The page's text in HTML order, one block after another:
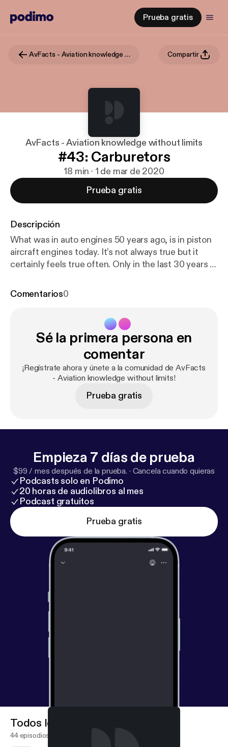
Prueba gratis
AvFacts - Aviation knowledge without limits Compartir
AvFacts - Aviation knowledge without limits
#43: Carburetors
18 min · 1 de mar de 2020
Prueba gratis
Descripción
What was in auto engines 50 years ago, is in piston
aircraft engines today. It’s not always true but it
certainly feels true often. Only in the last 30 years or
in aircraft engines. In this episode I will introduce
Comentarios0
Sé la primera persona en
comentar
¡Regístrate ahora y únete a la comunidad de AvFacts
- Aviation knowledge without limits!
Prueba gratis
Empieza 7 días de prueba
$99 / mes después de la prueba. · Cancela cuando quieras
Podcasts solo en Podimo
20 horas de audiolibros al mes
Podcast gratuitos
Prueba gratis
Todos los episodios
44 episodios